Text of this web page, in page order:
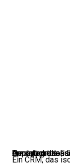
Der Integrations-Marktplatz von Pipedrive CRM ermöglicht das Durchsuchen, Finden und
Ein CRM, das